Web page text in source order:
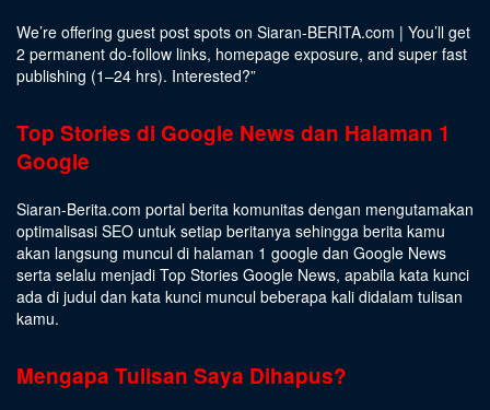
We’re offering guest post spots on Siaran-BERITA.com | You’ll get
2 permanent do-follow links, homepage exposure, and super fast
publishing (1–24 hrs). Interested?”
Top Stories di Google News dan Halaman 1
Google
Siaran-Berita.com portal berita komunitas dengan mengutamakan
optimalisasi SEO untuk setiap beritanya sehingga berita kamu
akan langsung muncul di halaman 1 google dan Google News
serta selalu menjadi Top Stories Google News, apabila kata kunci
ada di judul dan kata kunci muncul beberapa kali didalam tulisan
kamu.
Mengapa Tulisan Saya Dihapus?